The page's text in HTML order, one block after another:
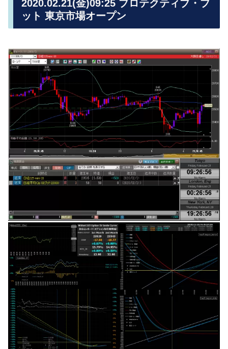
2020.02.21(金)09:25 プロテクティブ・プ
ット 東京市場オープン